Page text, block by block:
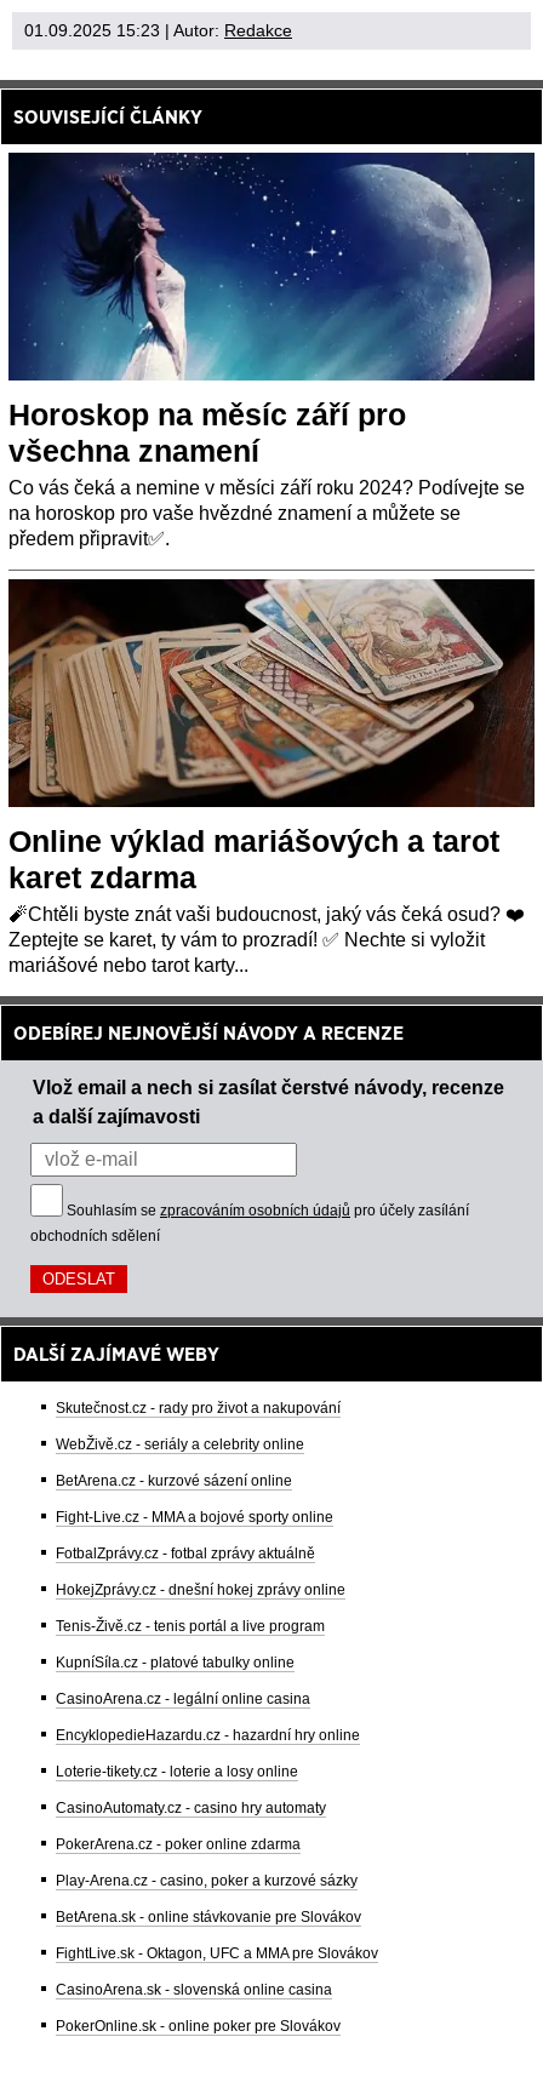
01.09.2025 15:23 | Autor: Redakce
SOUVISEJÍCÍ ČLÁNKY
Horoskop na měsíc září pro
všechna znamení
Co vás čeká a nemine v měsíci září roku 2024? Podívejte se
na horoskop pro vaše hvězdné znamení a můžete se
předem připravit✅.
Online výklad mariášových a tarot
karet zdarma
🧨Chtěli byste znát vaši budoucnost, jaký vás čeká osud? ❤️
Zeptejte se karet, ty vám to prozradí! ✅ Nechte si vyložit
mariášové nebo tarot karty...
ODEBÍREJ NEJNOVĚJŠÍ NÁVODY A RECENZE
Vlož email a nech si zasílat čerstvé návody, recenze
a další zajímavosti
Souhlasím se zpracováním osobních údajů pro účely zasílání
obchodních sdělení
DALŠÍ ZAJÍMAVÉ WEBY
Skutečnost.cz - rady pro život a nakupování
WebŽivě.cz - seriály a celebrity online
BetArena.cz - kurzové sázení online
Fight-Live.cz - MMA a bojové sporty online
FotbalZprávy.cz - fotbal zprávy aktuálně
HokejZprávy.cz - dnešní hokej zprávy online
Tenis-Živě.cz - tenis portál a live program
KupníSíla.cz - platové tabulky online
CasinoArena.cz - legální online casina
EncyklopedieHazardu.cz - hazardní hry online
Loterie-tikety.cz - loterie a losy online
CasinoAutomaty.cz - casino hry automaty
PokerArena.cz - poker online zdarma
Play-Arena.cz - casino, poker a kurzové sázky
BetArena.sk - online stávkovanie pre Slovákov
FightLive.sk - Oktagon, UFC a MMA pre Slovákov
CasinoArena.sk - slovenská online casina
PokerOnline.sk - online poker pre Slovákov